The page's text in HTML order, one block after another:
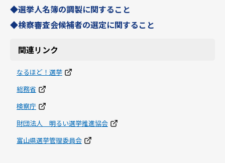
◆選挙人名簿の調製に関すること
◆検察審査会候補者の選定に関すること
関連リンク
なるほど！選挙
総務省
検察庁
財団法人 明るい選挙推進協会
富山県選挙管理委員会